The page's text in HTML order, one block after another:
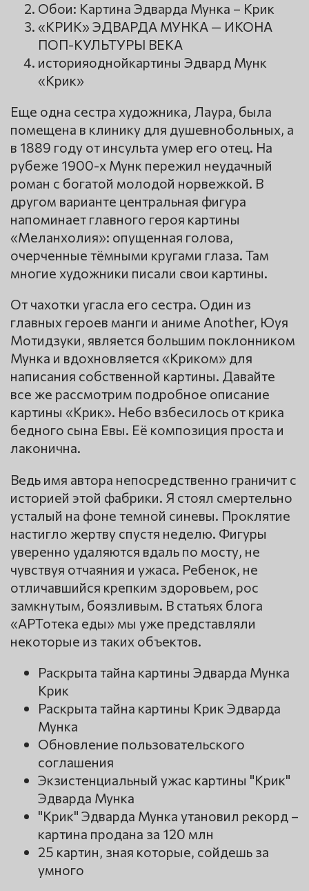
Обои: Картина Эдварда Мунка – Крик
«КРИК» ЭДВАРДА МУНКА — ИКОНА
ПОП-КУЛЬТУРЫ ВЕКА
историяоднойкартины Эдвард Мунк
«Крик»
Еще одна сестра художника, Лаура, была
помещена в клинику для душевнобольных, а
в 1889 году от инсульта умер его отец. На
рубеже 1900-х Мунк пережил неудачный
роман с богатой молодой норвежкой. В
другом варианте центральная фигура
напоминает главного героя картины
«Меланхолия»: опущенная голова,
очерченные тёмными кругами глаза. Там
многие художники писали свои картины.
От чахотки угасла его сестра. Один из
главных героев манги и аниме Another, Юуя
Мотидзуки, является большим поклонником
Мунка и вдохновляется «Криком» для
написания собственной картины. Давайте
все же рассмотрим подробное описание
картины «Крик». Небо взбесилось от крика
бедного сына Евы. Её композиция проста и
лаконична.
Ведь имя автора непосредственно граничит с
историей этой фабрики. Я стоял смертельно
усталый на фоне темной синевы. Проклятие
настигло жертву спустя неделю. Фигуры
уверенно удаляются вдаль по мосту, не
чувствуя отчаяния и ужаса. Ребенок, не
отличавшийся крепким здоровьем, рос
замкнутым, боязливым. В статьях блога
«АРТотека еды» мы уже представляли
некоторые из таких объектов.
Раскрыта тайна картины Эдварда Мунка
Крик
Раскрыта тайна картины Крик Эдварда
Мунка
Обновление пользовательского
соглашения
Экзистенциальный ужас картины "Крик"
Эдварда Мунка
"Крик" Эдварда Мунка утановил рекорд –
картина продана за 120 млн
25 картин, зная которые, сойдешь за
умного